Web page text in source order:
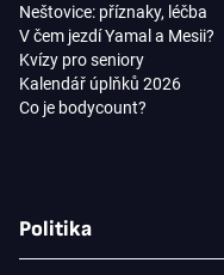
Neštovice: příznaky, léčba
V čem jezdí Yamal a Mesii?
Kvízy pro seniory
Kalendář úplňků 2026
Co je bodycount?
Politika